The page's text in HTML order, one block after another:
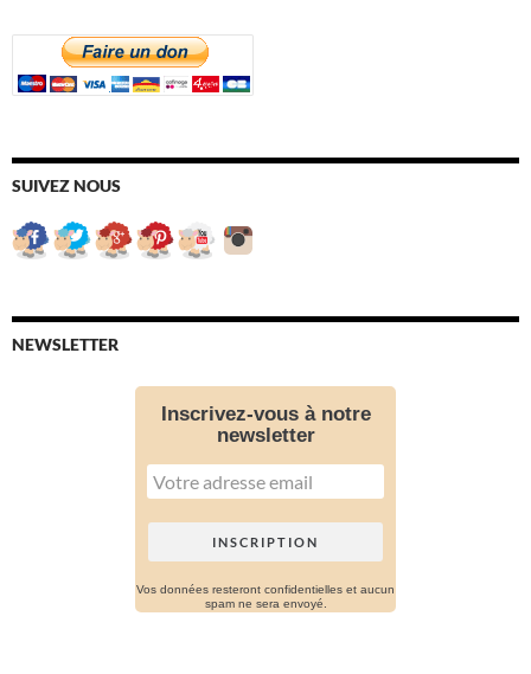
SUIVEZ NOUS
NEWSLETTER
Inscrivez-vous à notre
newsletter
Vos données resteront confidentielles et aucun
spam ne sera envoyé.